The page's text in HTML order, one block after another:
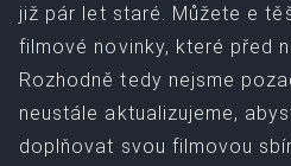
již pár let staré. Můžete e
filmové novinky, které před
Rozhodně tedy nejsme
neustále aktualizujeme,
doplňovat svou filmovou